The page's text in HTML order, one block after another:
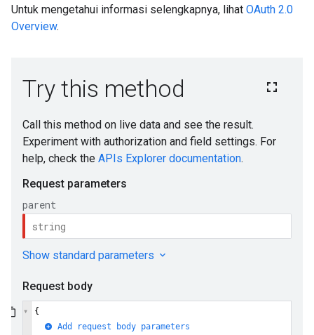
Untuk mengetahui informasi selengkapnya, lihat OAuth 2.0
Overview.